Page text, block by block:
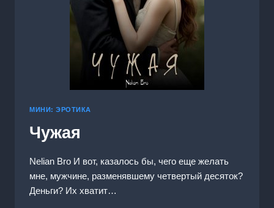
МИНИ: ЭРОТИКА
Чужая
Nelian Bro И вот, казалось бы, чего еще желать
мне, мужчине, разменявшему четвертый десяток?
Деньги? Их хватит…